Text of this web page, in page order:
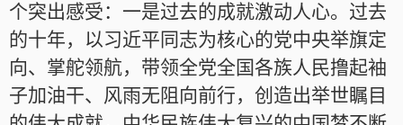
个突出感受：一是过去的成就激动人心。过去
的十年，以习近平同志为核心的党中央举旗定
向、掌舵领航，带领全党全国各族人民撸起袖
子加油干、风雨无阻向前行，创造出举世瞩目